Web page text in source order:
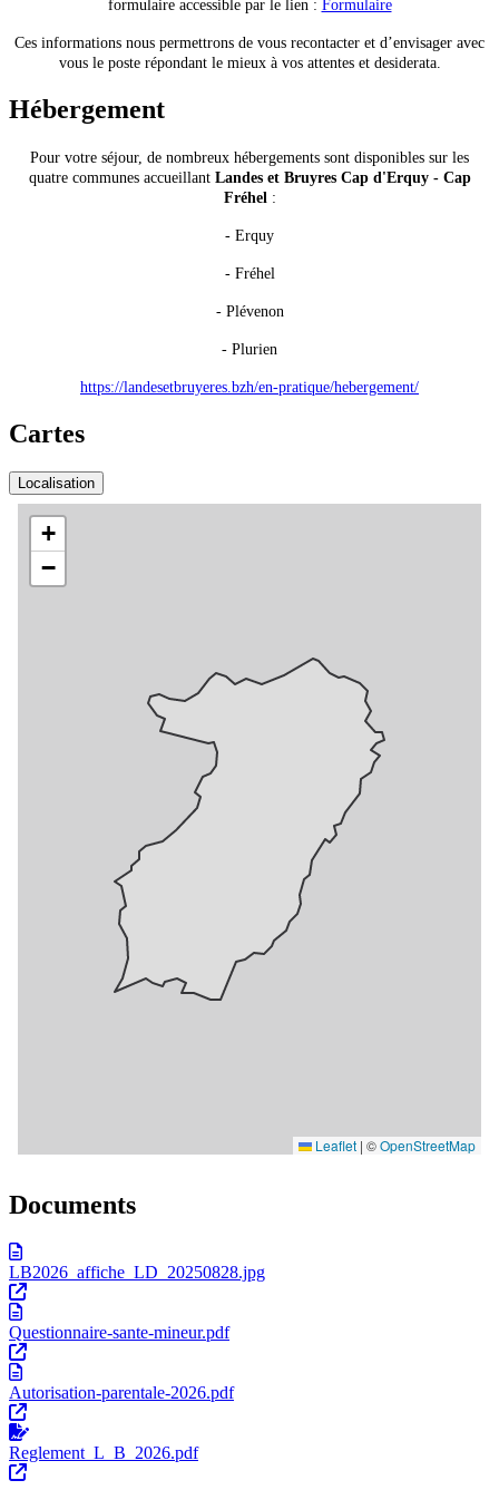
formulaire accessible par le lien : Formulaire
Ces informations nous permettrons de vous recontacter et d’envisager avec
vous le poste répondant le mieux à vos attentes et desiderata.
Hébergement
Pour votre séjour, de nombreux hébergements sont disponibles sur les
quatre communes accueillant Landes et Bruyres Cap d'Erquy - Cap
Fréhel :
- Erquy
- Fréhel
- Plévenon
- Plurien
https://landesetbruyeres.bzh/en-pratique/hebergement/
Cartes
Localisation
Documents
LB2026_affiche_LD_20250828.jpg
Questionnaire-sante-mineur.pdf
Autorisation-parentale-2026.pdf
Reglement_L_B_2026.pdf